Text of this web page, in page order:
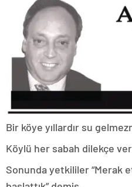
Bir köye yıllardır su
Köylü her sabah dilekçe
Sonunda yetkililer “Merak